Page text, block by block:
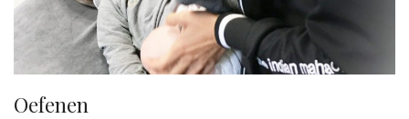
Oefenen